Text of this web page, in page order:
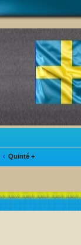
Quinté +